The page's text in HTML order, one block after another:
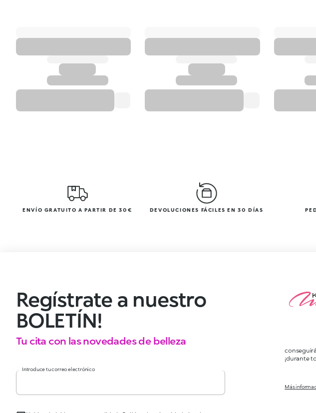
ENVÍO GRATUITO A PARTIR DE 30€ DEVOLUCIONES FÁCILES EN 30 DÍAS
Regístrate a nuestro
BOLETÍN!
Tu cita con las novedades de belleza
Introduce tu correo electrónico
¡durante
Más